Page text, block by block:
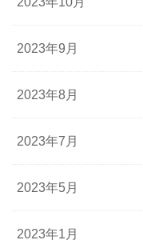
2023年9月
2023年8月
2023年7月
2023年5月
2023年1月